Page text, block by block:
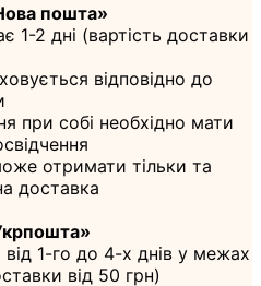
пошта»
1-2 дні (вартість доставки
відповідно до
при собі необхідно мати
отримати тільки та
доставка
1-го до 4-х днів у межах
від 50 грн)